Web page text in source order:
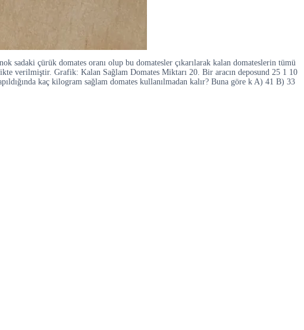
çürük domates oranı olup bu domatesler çıkarılarak kalan domateslerin tümü
verilmiştir. Grafik: Kalan Sağlam Domates Miktarı 20. Bir aracın deposund 25 1 10
kaç kilogram sağlam domates kullanılmadan kalır? Buna göre k A) 41 B) 33